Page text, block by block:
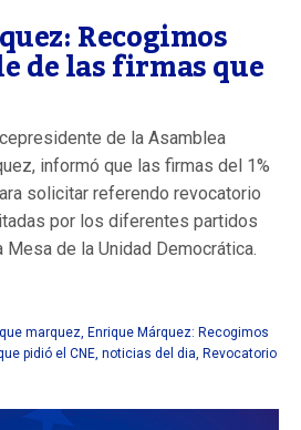
Recogimos
de las firmas que
de la Asamblea
informó que las firmas del 1%
solicitar referendo revocatorio
por los diferentes partidos
de la Unidad Democrática.
marquez, Enrique Márquez: Recogimos
pidió el CNE, noticias del dia, Revocatorio